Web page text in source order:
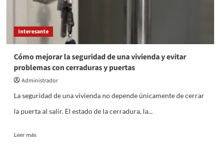
bebé
Interesante
Cómo mejorar la seguridad de una vivienda y evitar
problemas con cerraduras y puertas
Administrador
La seguridad de una vivienda no depende únicamente de cerrar
la puerta al salir. El estado de la cerradura, la...
Leer másLeer